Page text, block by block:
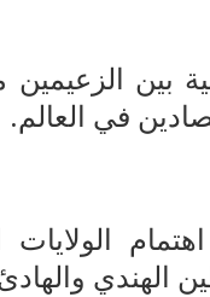
بين
في العالم.
الولايات
الهندي والهادئ